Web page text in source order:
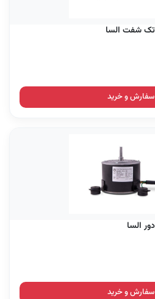
سفارش و خرید
سفارش و خرید